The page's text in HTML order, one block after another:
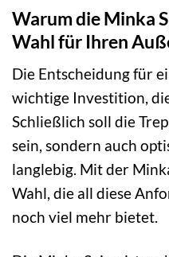
Warum die Minka
Wahl für Ihren
Die Entscheidung für
wichtige Investition,
Schließlich soll die
sein, sondern auch
langlebig. Mit der
Wahl, die all diese
noch viel mehr bietet.